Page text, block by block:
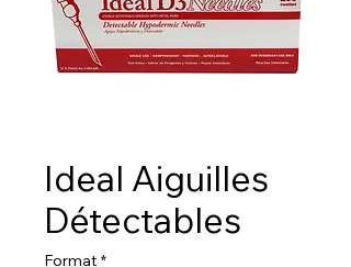
Ideal Aiguilles
Détectables
Format *